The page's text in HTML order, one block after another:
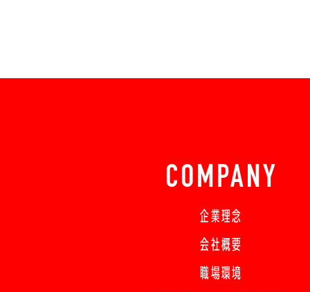
COMPANY
企業理念
会社概要
職場環境